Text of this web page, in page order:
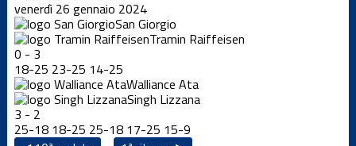
venerdì 26 gennaio 2024
San Giorgio
Tramin Raiffeisen
0 - 3
18-25 23-25 14-25
Walliance Ata
Singh Lizzana
3 - 2
25-18 18-25 25-18 17-25 15-9